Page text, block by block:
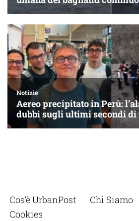
Cos’è UrbanPost Chi Siamo
Cookies